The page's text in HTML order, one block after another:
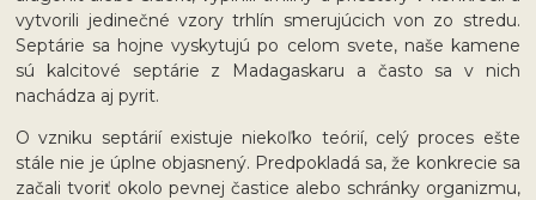
vytvorili jedinečné vzory trhlín smerujúcich von zo stredu.
Septárie sa hojne vyskytujú po celom svete, naše kamene
sú kalcitové septárie z Madagaskaru a často sa v nich
nachádza aj pyrit.
O vzniku septárií existuje niekoľko teórií, celý proces ešte
stále nie je úplne objasnený. Predpokladá sa, že konkrecie sa
začali tvoriť okolo pevnej častice alebo schránky organizmu,